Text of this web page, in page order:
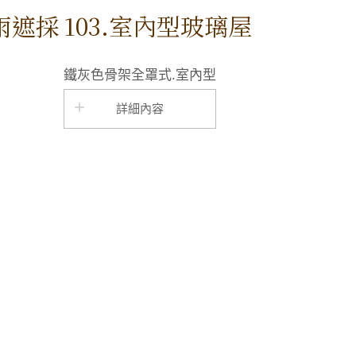
遮採103.室內型玻璃屋
鐵灰色骨架全罩式.室內型
詳細內容